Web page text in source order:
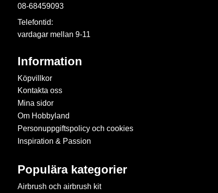
08-68459093
Telefontid:
vardagar mellan 9-11
Information
Köpvillkor
Kontakta oss
Mina sidor
Om Hobbyland
Personuppgiftspolicy och cookies
Inspiration & Passion
Populära kategorier
Airbrush och airbrush kit